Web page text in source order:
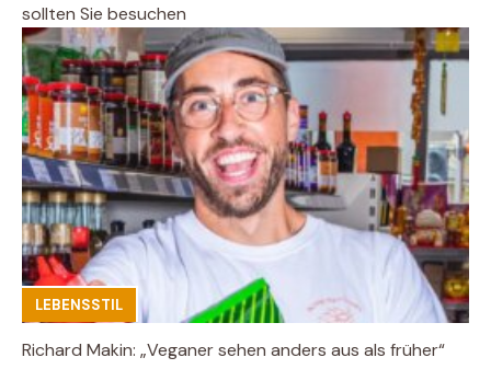
sollten Sie besuchen
LEBENSSTIL
Richard Makin: „Veganer sehen anders aus als früher“